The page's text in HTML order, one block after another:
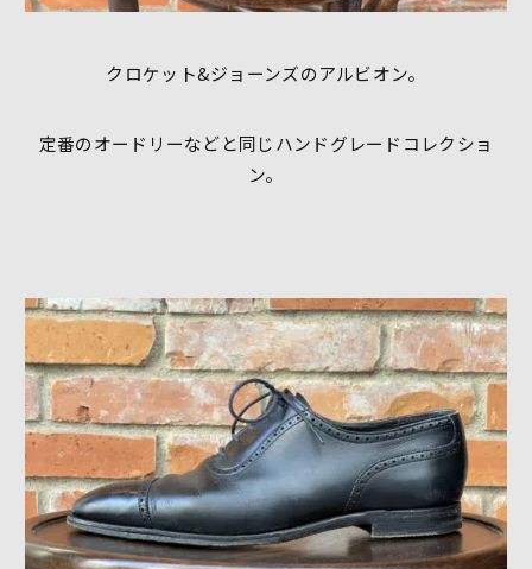
クロケット&ジョーンズのアルビオン。
定番のオードリーなどと同じハンドグレードコレクショ
ン。